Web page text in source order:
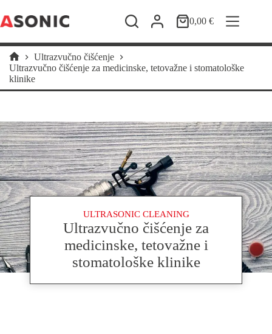
na
sadržaj
Košarica
0,00€
Početna
stranica
Ultrazvučno čišćenje
Ultrazvučno čišćenje za medicinske, tetovažne i stomatološke
klinike
ULTRASONIC CLEANING
Ultrazvučno čišćenje za
medicinske, tetovažne i
stomatološke klinike